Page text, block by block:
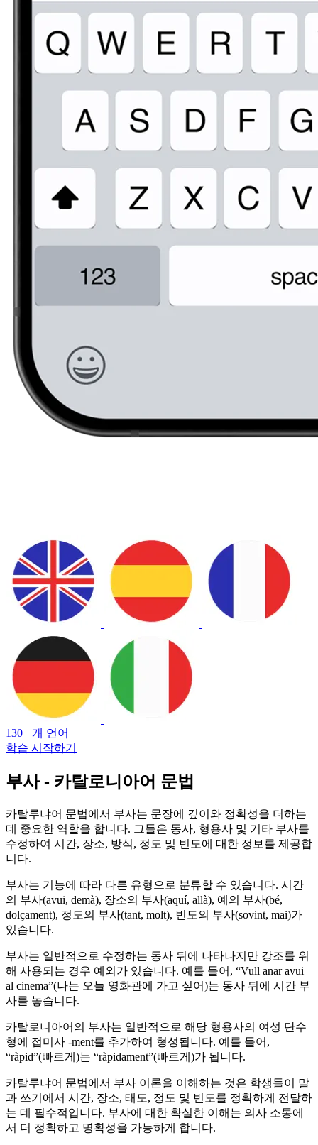
130+ 개 언어
학습 시작하기
부사 - 카탈로니아어 문법
카탈루냐어 문법에서 부사는 문장에 깊이와 정확성을 더하는
데 중요한 역할을 합니다. 그들은 동사, 형용사 및 기타 부사를
수정하여 시간, 장소, 방식, 정도 및 빈도에 대한 정보를 제공합
니다.
부사는 기능에 따라 다른 유형으로 분류할 수 있습니다. 시간
의 부사(avui, demà), 장소의 부사(aquí, allà), 예의 부사(bé,
dolçament), 정도의 부사(tant, molt), 빈도의 부사(sovint, mai)가
있습니다.
부사는 일반적으로 수정하는 동사 뒤에 나타나지만 강조를 위
해 사용되는 경우 예외가 있습니다. 예를 들어, “Vull anar avui
al cinema”(나는 오늘 영화관에 가고 싶어)는 동사 뒤에 시간 부
사를 놓습니다.
카탈로니아어의 부사는 일반적으로 해당 형용사의 여성 단수
형에 접미사 -ment를 추가하여 형성됩니다. 예를 들어,
“ràpid”(빠르게)는 “ràpidament”(빠르게)가 됩니다.
카탈루냐어 문법에서 부사 이론을 이해하는 것은 학생들이 말
과 쓰기에서 시간, 장소, 태도, 정도 및 빈도를 정확하게 전달하
는 데 필수적입니다. 부사에 대한 확실한 이해는 의사 소통에
서 더 정확하고 명확성을 가능하게 합니다.